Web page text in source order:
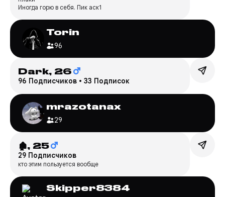
Иногда горю в себя. Пик аск1
Torin
96
Dark, 26
96 Подписчиков • 33 Подписок
mrazotanax
29
🏚️, 25
29 Подписчиков
кто этим пользуется вообще
Skipper8384